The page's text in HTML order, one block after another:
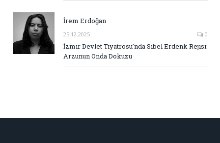
İrem Erdoğan
25.12.2025 0
İzmir Devlet Tiyatrosu’nda Sibel Erdenk Rejisi:
Arzunun Onda Dokuzu